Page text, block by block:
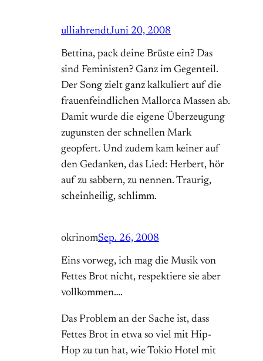
ulliahrendtJuni 20, 2008
Bettina, pack deine Brüste ein? Das
sind Feministen? Ganz im Gegenteil.
Der Song zielt ganz kalkuliert auf die
frauenfeindlichen Mallorca Massen ab.
Damit wurde die eigene Überzeugung
zugunsten der schnellen Mark
geopfert. Und zudem kam keiner auf
den Gedanken, das Lied: Herbert, hör
auf zu sabbern, zu nennen. Traurig,
scheinheilig, schlimm.
okrinomSep. 26, 2008
Eins vorweg, ich mag die Musik von
Fettes Brot nicht, respektiere sie aber
vollkommen….
Das Problem an der Sache ist, dass
Fettes Brot in etwa so viel mit Hip-
Hop zu tun hat, wie Tokio Hotel mit